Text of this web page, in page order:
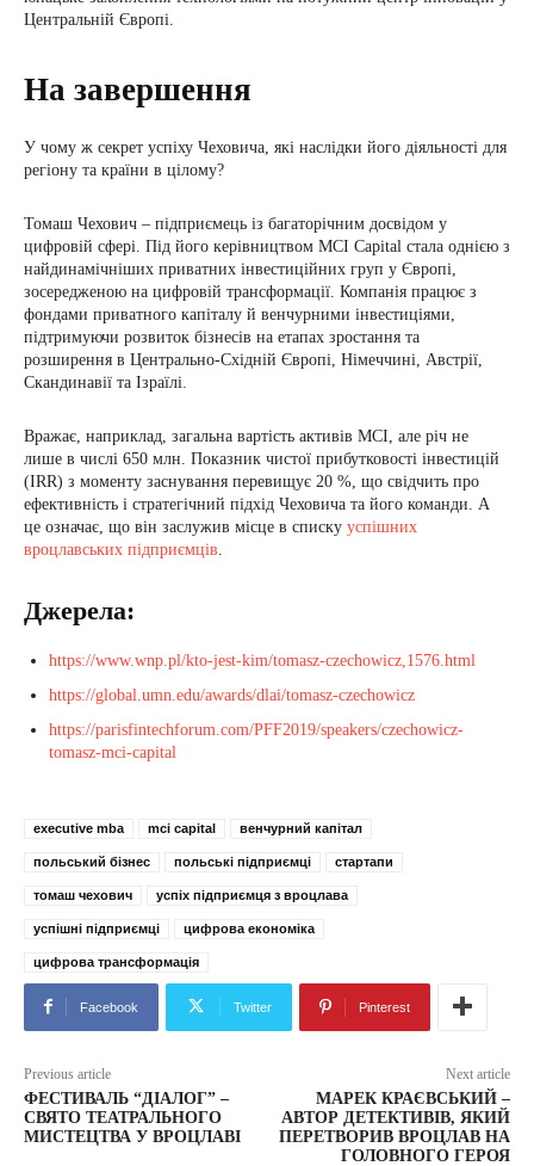
Центральній Європі.
На завершення
У чому ж секрет успіху Чеховича, які наслідки його діяльності для
регіону та країни в цілому?
Томаш Чехович – підприємець із багаторічним досвідом у
цифровій сфері. Під його керівництвом MCI Capital стала однією з
найдинамічніших приватних інвестиційних груп у Європі,
зосередженою на цифровій трансформації. Компанія працює з
фондами приватного капіталу й венчурними інвестиціями,
підтримуючи розвиток бізнесів на етапах зростання та
розширення в Центрально-Східній Європі, Німеччині, Австрії,
Скандинавії та Ізраїлі.
Вражає, наприклад, загальна вартість активів MCI, але річ не
лише в числі 650 млн. Показник чистої прибутковості інвестицій
(IRR) з моменту заснування перевищує 20 %, що свідчить про
ефективність і стратегічний підхід Чеховича та його команди. А
це означає, що він заслужив місце в списку успішних
вроцлавських підприємців
Джерела:
https://www.wnp.pl/kto-jest-kim/tomasz-czechowicz,1576.html
https://global.umn.edu/awards/dlai/tomasz-czechowicz
https://parisfintechforum.com/PFF2019/speakers/czechowicz-
tomasz-mci-capital
executive mba mci capital венчурний капітал
польський бізнес польські підприємці стартапи
томаш чехович успіх підприємця з вроцлава
успішні підприємці цифрова економіка
цифрова трансформація
Facebook Twitter Pinterest
Previous article
ФЕСТИВАЛЬ “ДІАЛОГ” –
СВЯТО ТЕАТРАЛЬНОГО
МИСТЕЦТВА У ВРОЦЛАВІ
Next article
МАРЕК КРАЄВСЬКИЙ –
АВТОР ДЕТЕКТИВІВ, ЯКИЙ
ПЕРЕТВОРИВ ВРОЦЛАВ НА
ГОЛОВНОГО ГЕРОЯ